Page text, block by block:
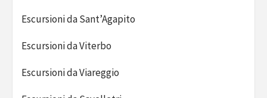
Escursioni da Sant’Agapito
Escursioni da Viterbo
Escursioni da Viareggio